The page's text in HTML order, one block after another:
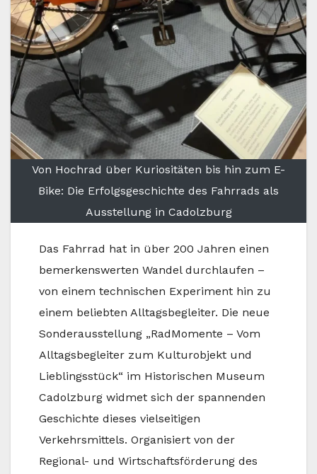
Von Hochrad über Kuriositäten bis hin zum E-
Bike: Die Erfolgsgeschichte des Fahrrads als
Ausstellung in Cadolzburg
Das Fahrrad hat in über 200 Jahren einen
bemerkenswerten Wandel durchlaufen –
von einem technischen Experiment hin zu
einem beliebten Alltagsbegleiter. Die neue
Sonderausstellung „RadMomente – Vom
Alltagsbegleiter zum Kulturobjekt und
Lieblingsstück“ im Historischen Museum
Cadolzburg widmet sich der spannenden
Geschichte dieses vielseitigen
Verkehrsmittels. Organisiert von der
Regional- und Wirtschaftsförderung des